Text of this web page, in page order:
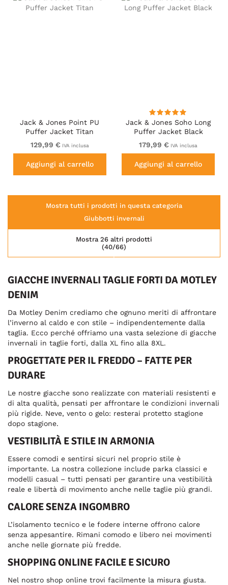
Jack & Jones Point PU
Puffer Jacket Titan
129,99 € IVA inclusa
Aggiungi al carrello
Jack & Jones Soho Long
Puffer Jacket Black
179,99 € IVA inclusa
Aggiungi al carrello
Mostra tutti i prodotti in questa categoria
Giubbotti invernali
(40/66)
Mostra 26 altri prodotti
GIACCHE INVERNALI TAGLIE FORTI DA MOTLEY
DENIM
Da Motley Denim crediamo che ognuno meriti di affrontare
l’inverno al caldo e con stile – indipendentemente dalla
taglia. Ecco perché offriamo una vasta selezione di giacche
invernali in taglie forti, dalla XL fino alla 8XL.
PROGETTATE PER IL FREDDO – FATTE PER
DURARE
Le nostre giacche sono realizzate con materiali resistenti e
di alta qualità, pensati per affrontare le condizioni invernali
più rigide. Neve, vento o gelo: resterai protetto stagione
dopo stagione.
VESTIBILITÀ E STILE IN ARMONIA
Essere comodi e sentirsi sicuri nel proprio stile è
importante. La nostra collezione include parka classici e
modelli casual – tutti pensati per garantire una vestibilità
reale e libertà di movimento anche nelle taglie più grandi.
CALORE SENZA INGOMBRO
L’isolamento tecnico e le fodere interne offrono calore
senza appesantire. Rimani comodo e libero nei movimenti
anche nelle giornate più fredde.
SHOPPING ONLINE FACILE E SICURO
Nel nostro shop online trovi facilmente la misura giusta.